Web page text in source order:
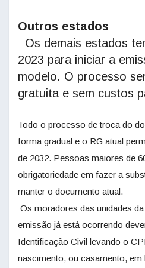
Outros estados
Os demais estados
2023 para iniciar a
modelo. O processo
gratuita e sem custos
Todo o processo de troca do
forma gradual e o RG atual
de 2032. Pessoas maiores de
obrigatoriedade em fazer a
manter o documento atual.
Os moradores das unidades
emissão já está ocorrendo
Identificação Civil levando o
nascimento, ou casamento, em